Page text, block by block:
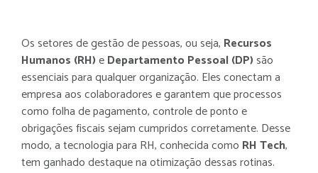
RH
APP
PARA
GESTÃO
PESSOAS
Os setores de gestão de pessoas, ou seja, Recursos
Humanos (RH)eDepartamento Pessoal (DP)são
essenciais para qualquer organização. Eles conectam a
empresa aos colaboradores e garantem que processos
como folha de pagamento, controle de ponto e
obrigações fiscais sejam cumpridos corretamente. Desse
modo, a tecnologia para RH, conhecida como RH Tech,
tem ganhado destaque na otimização dessas rotinas.